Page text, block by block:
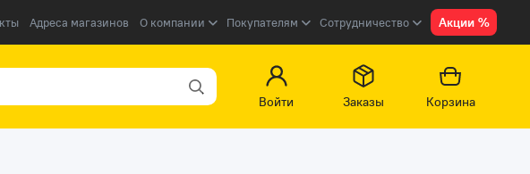
Адреса магазинов О компании Покупателям Сотрудничество Акции %
Войти
Заказы Корзина